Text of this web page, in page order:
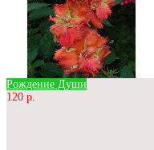
Рождение Души
120 р.